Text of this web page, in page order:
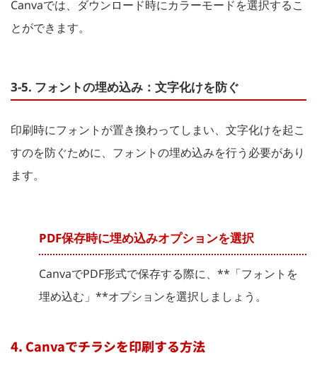
Canvaでは、ダウンロード時にカラーモードを選択するこ
とができます。
3-5. フォントの埋め込み：文字化けを防ぐ
印刷時にフォントが置き換わってしまい、文字化けを起こ
すのを防ぐために、フォントの埋め込みを行う必要があり
ます。
PDF保存時に埋め込みオプションを選択
CanvaでPDF形式で保存する際に、**「フォントを
埋め込む」**オプションを選択しましょう。
4. Canvaでチラシを印刷する方法